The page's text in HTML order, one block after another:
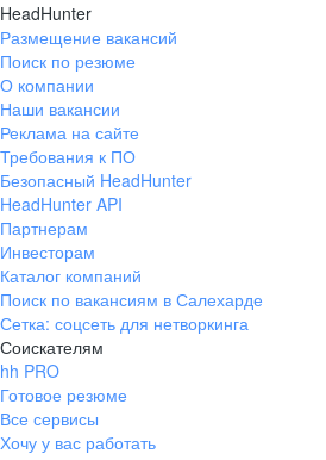
HeadHunter
Размещение вакансий
Поиск по резюме
О компании
Наши вакансии
Реклама на сайте
Требования к ПО
Безопасный HeadHunter
HeadHunter API
Партнерам
Инвесторам
Каталог компаний
Поиск по вакансиям в Салехарде
Сетка: соцсеть для нетворкинга
Соискателям
hh PRO
Готовое резюме
Все сервисы
Хочу у вас работать